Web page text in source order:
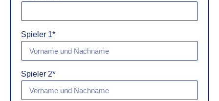
Spieler 1*
Spieler 2*